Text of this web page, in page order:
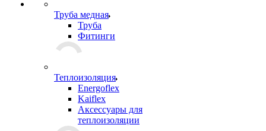
Труба медная
Труба
Фитинги
Теплоизоляция
Energoflex
Kaiflex
Аксессуары для
теплоизоляции